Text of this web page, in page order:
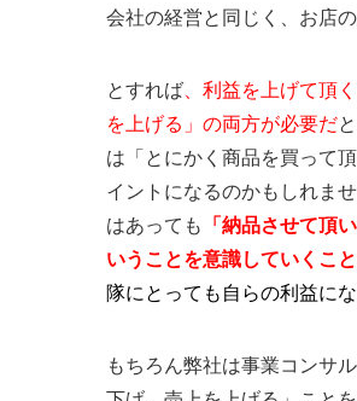
会社の経営と同じく、お店
とすれば 、利益を上げて頂
を上げる」の両方が必要だ
は「とにかく商品を買って
イントになるのかもしれま
はあっても
「納品させて頂
いうことを意識していくこと
隊にとっても自らの利益に
もちろん弊社は事業コンサ